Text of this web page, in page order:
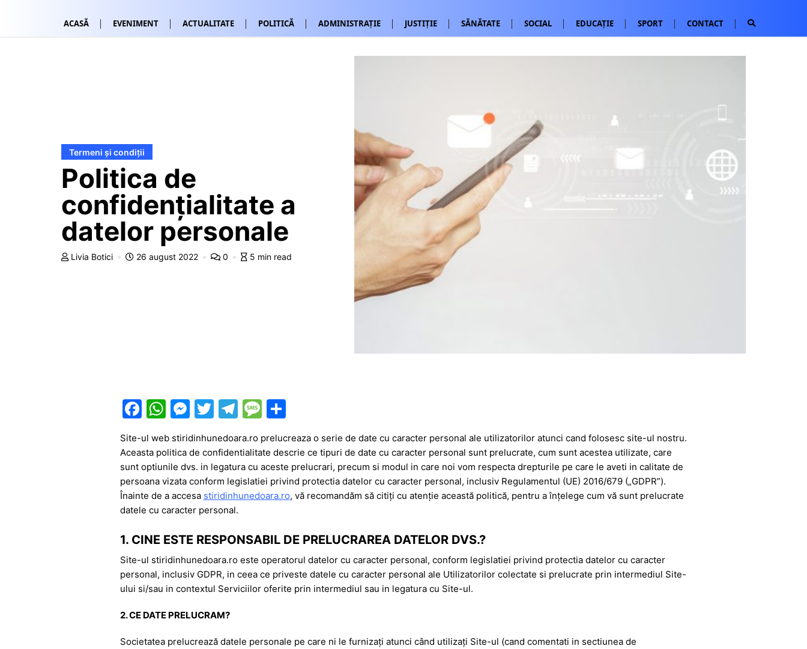
ACASĂ EVENIMENT ACTUALITATE POLITICĂ ADMINISTRAȚIE JUSTIȚIE SĂNĂTATE SOCIAL EDUCAȚIE SPORT CONTACT
Termeni și condiții
Politica de
confidențialitate a
datelor personale
Livia Botici 26 august 2022 0 5 min read
F
c
e
b
o
k
W
at
s
A
p
M
e
s
s
e
n
er
T
itt
er
T
e
gr
a
m
M
s
s
a
g
P
ta
je
a
z
Site-ul web stiridinhunedoara.ro prelucreaza o serie de date cu caracter personal ale utilizatorilor atunci cand folosesc site-ul nostru.
Aceasta politica de confidentialitate descrie ce tipuri de date cu caracter personal sunt prelucrate, cum sunt acestea utilizate, care
sunt optiunile dvs. in legatura cu aceste prelucrari, precum si modul in care noi vom respecta drepturile pe care le aveti in calitate de
persoana vizata conform legislatiei privind protectia datelor cu caracter personal, inclusiv Regulamentul (UE) 2016/679 („GDPR”).
Înainte de a accesa stiridinhunedoara.ro, vă recomandăm să citiți cu atenție această politică, pentru a înțelege cum vă sunt prelucrate
datele cu caracter personal.
1. CINE ESTE RESPONSABIL DE PRELUCRAREA DATELOR DVS.?
Site-ul stiridinhunedoara.ro este operatorul datelor cu caracter personal, conform legislatiei privind protectia datelor cu caracter
personal, inclusiv GDPR, in ceea ce priveste datele cu caracter personal ale Utilizatorilor colectate si prelucrate prin intermediul Site-
ului si/sau in contextul Serviciilor oferite prin intermediul sau in legatura cu Site-ul.
2. CE DATE PRELUCRAM?
Societatea prelucrează datele personale pe care ni le furnizaţi atunci când utilizaţi Site-ul (cand comentati in sectiunea de